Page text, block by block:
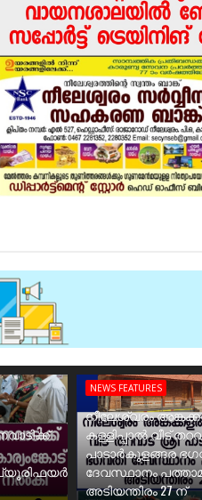
പ്യൂരിഫയർ
NEWS FEATURES
നീലേശ്വരം
കള്ളിപ്പാൽ വീട്
പാടാർകുളങ്ങര
ദേവസ്ഥാനം
അടിയന്തിരം 27 ന്